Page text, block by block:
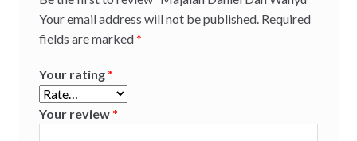
Your email address will not be published. Required
fields are marked*
Your rating *
Your review *